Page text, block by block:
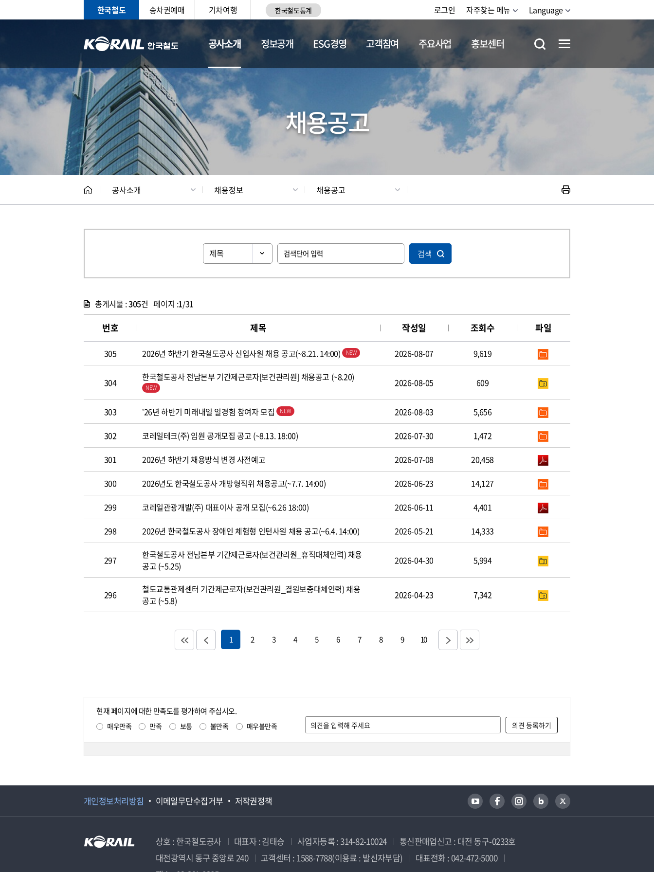
한국철도 승차권예매 기차여행 한국철도통계 로그인 자주찾는 메뉴 Language
공사소개
CEO 일반현황 채용정보
정보공개 ESG경영 고객참여 주요사업 홍보센터
채용공고
공사소개 채용정보 채용공고
검색
총게시물 :305건 페이지 :1/31
번호 제목 작성일 조회수 파일
305 2026년 하반기 한국철도공사 신입사원 채용 공고(~8.21. 14:00) 2026-08-07 9,619
304 한국철도공사 전남본부 기간제근로자[보건관리원] 채용공고 (~8.20) 2026-08-05 609
303 ’26년 하반기 미래내일 일경험 참여자 모집 2026-08-03 5,656
302 코레일테크(주) 임원 공개모집 공고 (~8.13. 18:00) 2026-07-30 1,472
301 2026년 하반기 채용방식 변경 사전예고 2026-07-08 20,458
300 2026년도 한국철도공사 개방형직위 채용공고(~7.7. 14:00) 2026-06-23 14,127
299 코레일관광개발(주) 대표이사 공개 모집(~6.26 18:00) 2026-06-11 4,401
298 2026년 한국철도공사 장애인 체험형 인턴사원 채용 공고(~6.4. 14:00) 2026-05-21 14,333
297
한국철도공사 전남본부 기간제근로자(보건관리원_휴직대체인력) 채용
공고 (~5.25)
2026-04-30 5,994
296
철도교통관제센터 기간제근로자(보건관리원_결원보충대체인력) 채용
공고 (~5.8)
2026-04-23 7,342
1 2 3 4 5 6 7 8 9 10
현재 페이지에 대한 만족도를 평가하여 주십시오.
매우만족 만족 보통 불만족 매우불만족
개인정보처리방침 이메일무단수집거부 저작권정책
상호 : 한국철도공사 대표자 : 김태승 사업자등록 : 314-82-10024
통신판매업신고 : 대전 동구-0233호
대전광역시 동구 중앙로 240
고객센터 : 1588-7788(이용료 : 발신자부담)
대표전화 : 042-472-5000